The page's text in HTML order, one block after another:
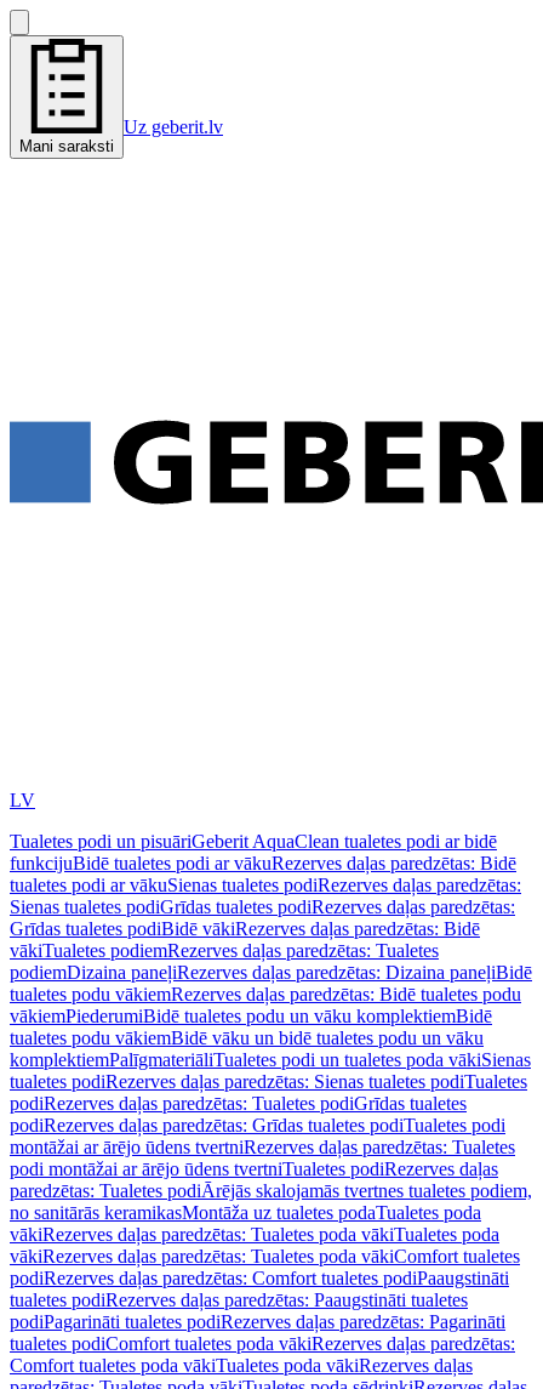
Mani saraksti
Uz geberit.lv
LV
Tualetes podi un pisuāriGeberit AquaClean tualetes podi ar bidē
funkcijuBidē tualetes podi ar vākuRezerves daļas paredzētas: Bidē
tualetes podi ar vākuSienas tualetes podiRezerves daļas paredzētas:
Sienas tualetes podiGrīdas tualetes podiRezerves daļas paredzētas:
Grīdas tualetes podiBidē vākiRezerves daļas paredzētas: Bidē
vākiTualetes podiemRezerves daļas paredzētas: Tualetes
podiemDizaina paneļiRezerves daļas paredzētas: Dizaina paneļiBidē
tualetes podu vākiemRezerves daļas paredzētas: Bidē tualetes podu
vākiemPiederumiBidē tualetes podu un vāku komplektiemBidē
tualetes podu vākiemBidē vāku un bidē tualetes podu un vāku
komplektiemPalīgmateriāliTualetes podi un tualetes poda vākiSienas
tualetes podiRezerves daļas paredzētas: Sienas tualetes podiTualetes
podiRezerves daļas paredzētas: Tualetes podiGrīdas tualetes
podiRezerves daļas paredzētas: Grīdas tualetes podiTualetes podi
montāžai ar ārējo ūdens tvertniRezerves daļas paredzētas: Tualetes
podi montāžai ar ārējo ūdens tvertniTualetes podiRezerves daļas
paredzētas: Tualetes podiĀrējās skalojamās tvertnes tualetes podiem,
no sanitārās keramikasMontāža uz tualetes podaTualetes poda
vākiRezerves daļas paredzētas: Tualetes poda vākiTualetes poda
vākiRezerves daļas paredzētas: Tualetes poda vākiComfort tualetes
podiRezerves daļas paredzētas: Comfort tualetes podiPaaugstināti
tualetes podiRezerves daļas paredzētas: Paaugstināti tualetes
podiPagarināti tualetes podiRezerves daļas paredzētas: Pagarināti
tualetes podiComfort tualetes poda vākiRezerves daļas paredzētas:
Comfort tualetes poda vākiTualetes poda vākiRezerves daļas